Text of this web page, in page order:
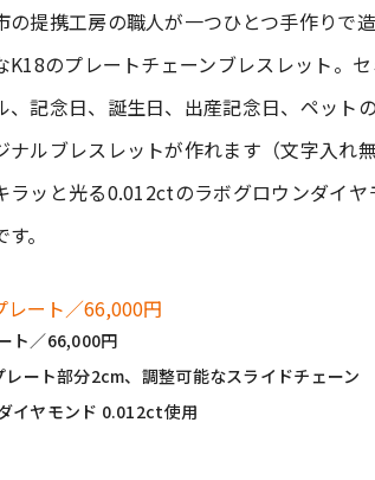
の提携工房の職人が一つひとつ手作りで
K18のプレートチェーンブレスレット。
、記念日、誕生日、出産記念日、ペット
ナルブレスレットが作れます（文字入れ
ラッと光る0.012ctのラボグロウンダイ
。
ト／66,000円
ート部分2cm、調整可能なスライドチェーン
イヤモンド 0.012ct使用